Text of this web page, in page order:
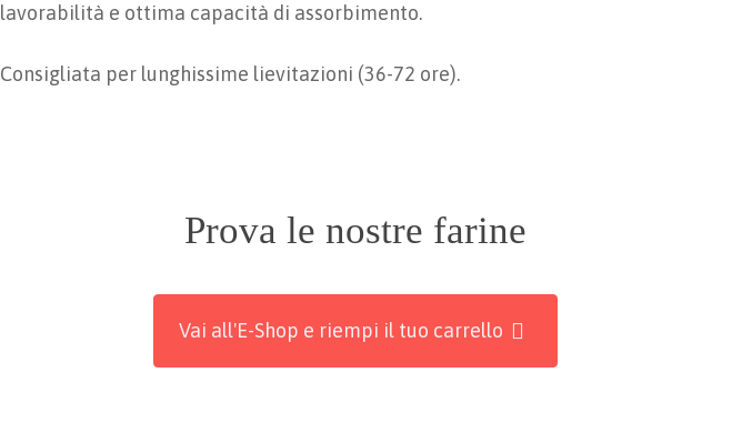
lavorabilità e ottima capacità di assorbimento.
Consigliata per lunghissime lievitazioni (36-72 ore).
Prova le nostre farine
Vai all'E-Shop e riempi il tuo carrello